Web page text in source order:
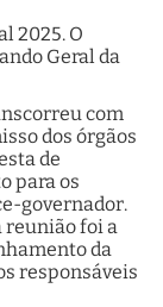
2025. O
Geral da
com
dos órgãos
de
para os
governador.
reunião foi a
da
responsáveis